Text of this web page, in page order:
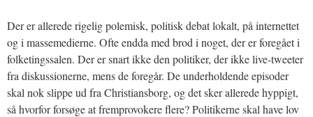
Der er allerede rigelig polemisk, politisk debat lokalt, på internettet
og i massemedierne. Ofte endda med brod i noget, der er foregået i
folketingssalen. Der er snart ikke den politiker, der ikke live-tweeter
fra diskussionerne, mens de foregår. De underholdende episoder
skal nok slippe ud fra Christiansborg, og det sker allerede hyppigt,
så hvorfor forsøge at fremprovokere flere? Politikerne skal have lov